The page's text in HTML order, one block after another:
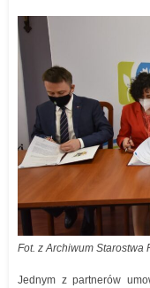
Fot. z Archiwum Starostwa
Jednym z partnerów